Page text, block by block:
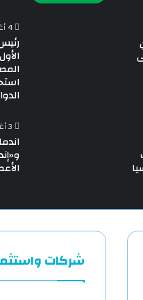
4 أغسطس، 2026
3 أغسطس، 2026
شركات